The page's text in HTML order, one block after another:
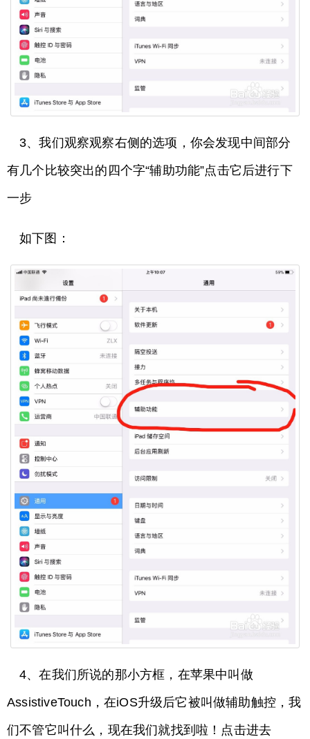
3、我们观察观察右侧的选项，你会发现中间部分
有几个比较突出的四个字“辅助功能”点击它后进行下
一步
如下图：
4、在我们所说的那小方框，在苹果中叫做
AssistiveTouch，在iOS升级后它被叫做辅助触控，我
们不管它叫什么，现在我们就找到啦！点击进去